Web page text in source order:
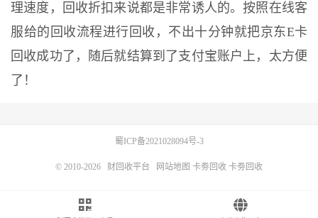
理速度，回收折扣来说都是非常诱人的。按照在线客
服给的回收流程进行回收，不出十分钟就把京东E卡
回收成功了，随后就结算到了支付宝账户上，太方便
了！
蜀ICP备2021028094号-3
© 2010-2026 财回收平台 网站地图 卡劵回收 卡劵回收